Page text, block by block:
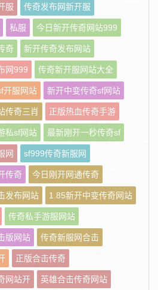
服 传奇发布网新开服
私服 今日新开传奇网站999
奇 新开传奇发布网站
网999 传奇新开服网站大全
开服网站 新开中变传奇sf网站
传奇三肖 正版热血传奇手游
私sf网站 最新刚开一秒传奇sf
网 sf999传奇新服网
传奇 今日刚开网通传奇
发布网站 1.85新开中变传奇网站
传奇私手游服网站
版网站 传奇新服网合击
正版合击传奇
网站开 英雄合击传奇网站